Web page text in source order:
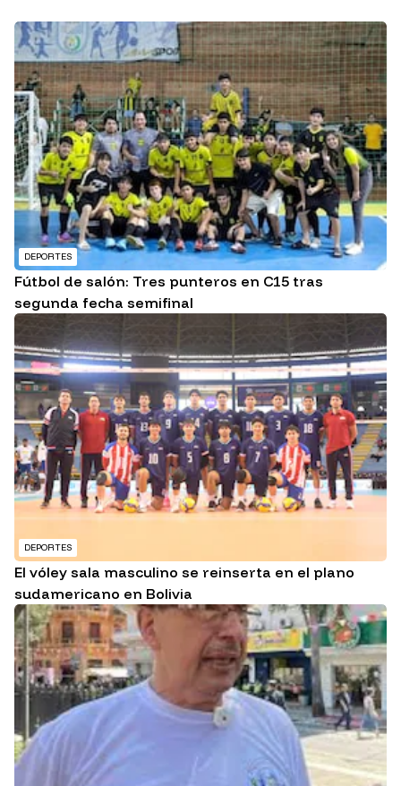
DEPORTES
Fútbol de salón: Tres punteros en C15 tras
segunda fecha semifinal
DEPORTES
El vóley sala masculino se reinserta en el plano
sudamericano en Bolivia